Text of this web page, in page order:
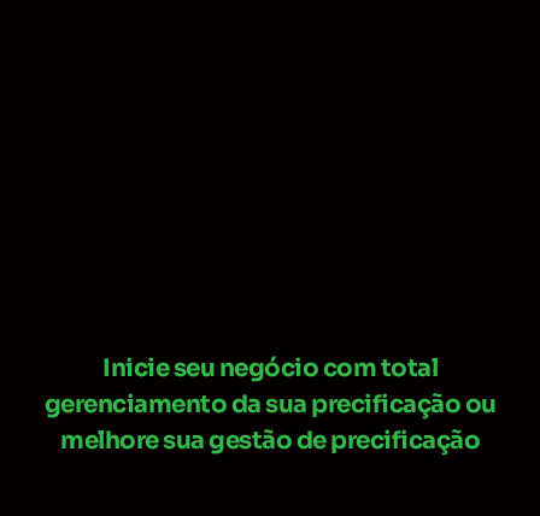
Inicie seu negócio com total
gerenciamento da sua precificação ou
melhore sua gestão de precificação